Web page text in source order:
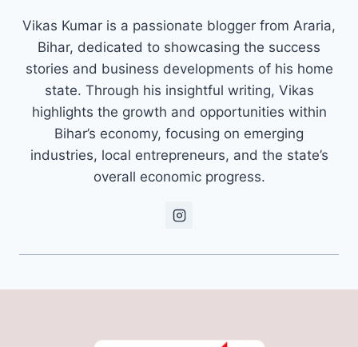
Vikas Kumar is a passionate blogger from Araria,
Bihar, dedicated to showcasing the success
stories and business developments of his home
state. Through his insightful writing, Vikas
highlights the growth and opportunities within
Bihar’s economy, focusing on emerging
industries, local entrepreneurs, and the state’s
overall economic progress.